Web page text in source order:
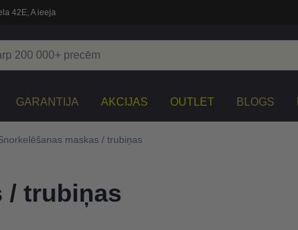
42E, A ieeja
GARANTIJA AKCIJAS OUTLET BLOGS
maskas / trubiņas
/ trubiņas